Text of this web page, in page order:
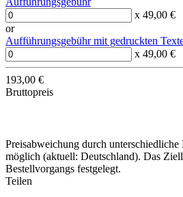
x 49,00 €
or
Aufführungsgebühr mit gedruckten
x 49,00 €
193,00 €
Bruttopreis
Preisabweichung durch unterschiedliche
möglich (aktuell: Deutschland). Das
Bestellvorgangs festgelegt.
Teilen